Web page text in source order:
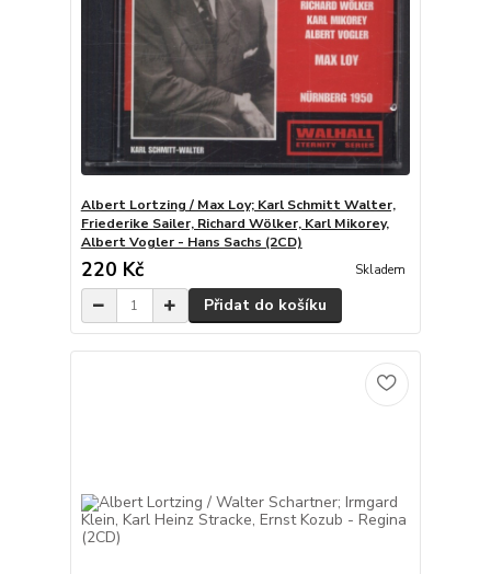
Albert Lortzing / Max Loy; Karl Schmitt Walter,
Friederike Sailer, Richard Wölker, Karl Mikorey,
Albert Vogler - Hans Sachs (2CD)
220 Kč Skladem
Přidat do košíku